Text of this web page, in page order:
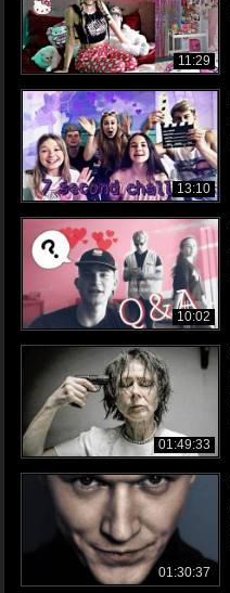
11:29
13:10
10:02
01:49:33
01:30:37